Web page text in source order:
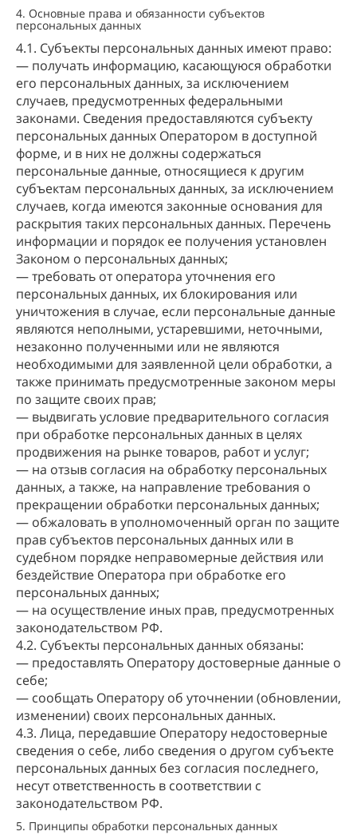
4. Основные права и обязанности субъектов
персональных данных
4.1. Субъекты персональных данных имеют право:
— получать информацию, касающуюся обработки
его персональных данных, за исключением
случаев, предусмотренных федеральными
законами. Сведения предоставляются субъекту
персональных данных Оператором в доступной
форме, и в них не должны содержаться
персональные данные, относящиеся к другим
субъектам персональных данных, за исключением
случаев, когда имеются законные основания для
раскрытия таких персональных данных. Перечень
информации и порядок ее получения установлен
Законом о персональных данных;
— требовать от оператора уточнения его
персональных данных, их блокирования или
уничтожения в случае, если персональные данные
являются неполными, устаревшими, неточными,
незаконно полученными или не являются
необходимыми для заявленной цели обработки, а
также принимать предусмотренные законом меры
по защите своих прав;
— выдвигать условие предварительного согласия
при обработке персональных данных в целях
продвижения на рынке товаров, работ и услуг;
— на отзыв согласия на обработку персональных
данных, а также, на направление требования о
прекращении обработки персональных данных;
— обжаловать в уполномоченный орган по защите
прав субъектов персональных данных или в
судебном порядке неправомерные действия или
бездействие Оператора при обработке его
персональных данных;
— на осуществление иных прав, предусмотренных
законодательством РФ.
4.2. Субъекты персональных данных обязаны:
— предоставлять Оператору достоверные данные о
себе;
— сообщать Оператору об уточнении (обновлении,
изменении) своих персональных данных.
4.3. Лица, передавшие Оператору недостоверные
сведения о себе, либо сведения о другом субъекте
персональных данных без согласия последнего,
несут ответственность в соответствии с
законодательством РФ.
5. Принципы обработки персональных данных